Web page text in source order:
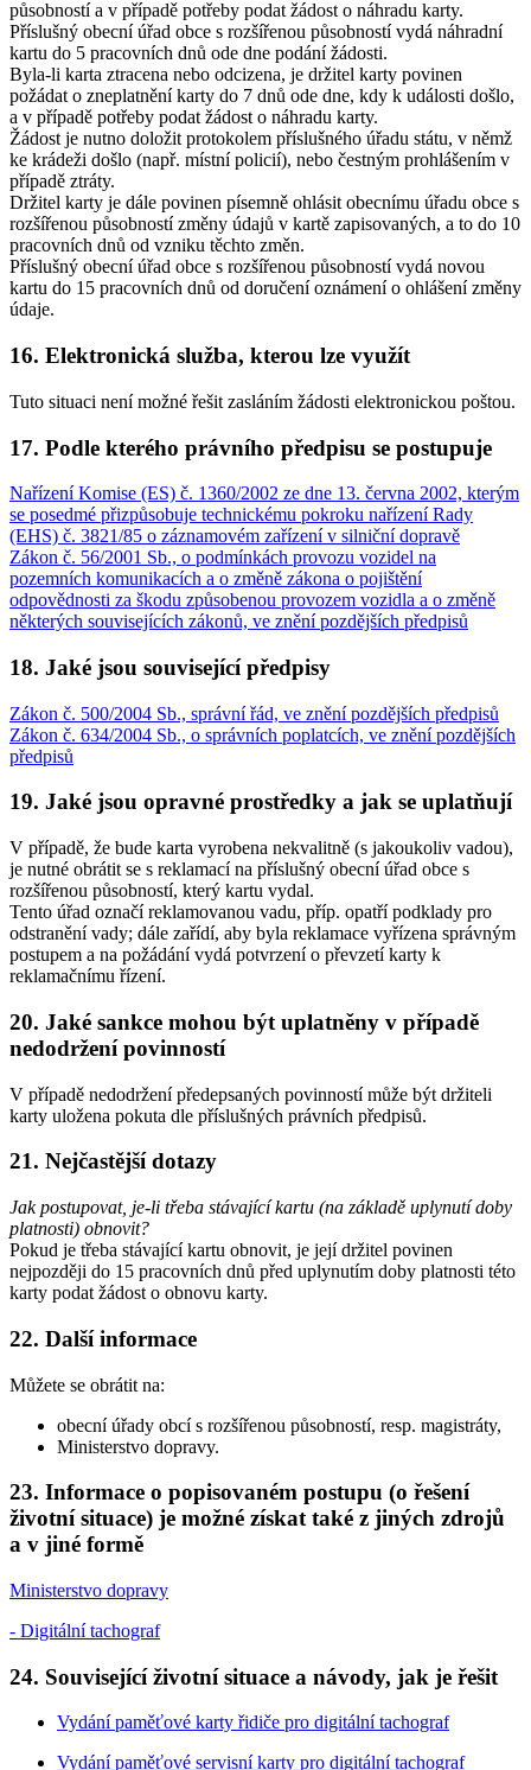
působností a v případě potřeby podat žádost o náhradu karty.
Příslušný obecní úřad obce s rozšířenou působností vydá náhradní
kartu do 5 pracovních dnů ode dne podání žádosti.
Byla-li karta ztracena nebo odcizena, je držitel karty povinen
požádat o zneplatnění karty do 7 dnů ode dne, kdy k události došlo,
a v případě potřeby podat žádost o náhradu karty.
Žádost je nutno doložit protokolem příslušného úřadu státu, v němž
ke krádeži došlo (např. místní policií), nebo čestným prohlášením v
případě ztráty.
Držitel karty je dále povinen písemně ohlásit obecnímu úřadu obce s
rozšířenou působností změny údajů v kartě zapisovaných, a to do 10
pracovních dnů od vzniku těchto změn.
Příslušný obecní úřad obce s rozšířenou působností vydá novou
kartu do 15 pracovních dnů od doručení oznámení o ohlášení změny
údaje.
16. Elektronická služba, kterou lze využít
Tuto situaci není možné řešit zasláním žádosti elektronickou poštou.
17. Podle kterého právního předpisu se postupuje
Nařízení Komise (ES) č. 1360/2002 ze dne 13. června 2002, kterým
se posedmé přizpůsobuje technickému pokroku nařízení Rady
(EHS) č. 3821/85 o záznamovém zařízení v silniční dopravě
Zákon č. 56/2001 Sb., o podmínkách provozu vozidel na
pozemních komunikacích a o změně zákona o pojištění
odpovědnosti za škodu způsobenou provozem vozidla a o změně
některých souvisejících zákonů, ve znění pozdějších předpisů
18. Jaké jsou související předpisy
Zákon č. 500/2004 Sb., správní řád, ve znění pozdějších předpisů
Zákon č. 634/2004 Sb., o správních poplatcích, ve znění pozdějších
předpisů
19. Jaké jsou opravné prostředky a jak se uplatňují
V případě, že bude karta vyrobena nekvalitně (s jakoukoliv vadou),
je nutné obrátit se s reklamací na příslušný obecní úřad obce s
rozšířenou působností, který kartu vydal.
Tento úřad označí reklamovanou vadu, příp. opatří podklady pro
odstranění vady; dále zařídí, aby byla reklamace vyřízena správným
postupem a na požádání vydá potvrzení o převzetí karty k
reklamačnímu řízení.
20. Jaké sankce mohou být uplatněny v případě
nedodržení povinností
V případě nedodržení předepsaných povinností může být držiteli
karty uložena pokuta dle příslušných právních předpisů.
21. Nejčastější dotazy
Jak postupovat, je-li třeba stávající kartu (na základě uplynutí doby
platnosti) obnovit?
Pokud je třeba stávající kartu obnovit, je její držitel povinen
nejpozději do 15 pracovních dnů před uplynutím doby platnosti této
karty podat žádost o obnovu karty.
22. Další informace
Můžete se obrátit na:
obecní úřady obcí s rozšířenou působností, resp. magistráty,
Ministerstvo dopravy.
23. Informace o popisovaném postupu (o řešení
životní situace) je možné získat také z jiných zdrojů
a v jiné formě
Ministerstvo dopravy
- Digitální tachograf
24. Související životní situace a návody, jak je řešit
Vydání paměťové karty řidiče pro digitální tachograf
Vydání paměťové servisní karty pro digitální tachograf